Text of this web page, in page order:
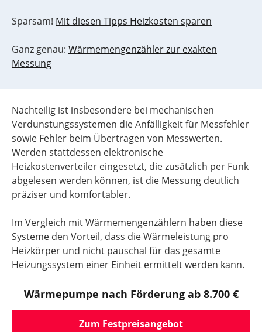
Sparsam! Mit diesen Tipps Heizkosten sparen
Ganz genau: Wärmemengenzähler zur exakten
Messung
Nachteilig ist insbesondere bei mechanischen
Verdunstungssystemen die Anfälligkeit für Messfehler
sowie Fehler beim Übertragen von Messwerten.
Werden stattdessen elektronische
Heizkostenverteiler eingesetzt, die zusätzlich per Funk
abgelesen werden können, ist die Messung deutlich
präziser und komfortabler.
Im Vergleich mit Wärmemengenzählern haben diese
Systeme den Vorteil, dass die Wärmeleistung pro
Heizkörper und nicht pauschal für das gesamte
Heizungssystem einer Einheit ermittelt werden kann.
Wärmepumpe nach Förderung ab 8.700 €
Zum Festpreisangebot